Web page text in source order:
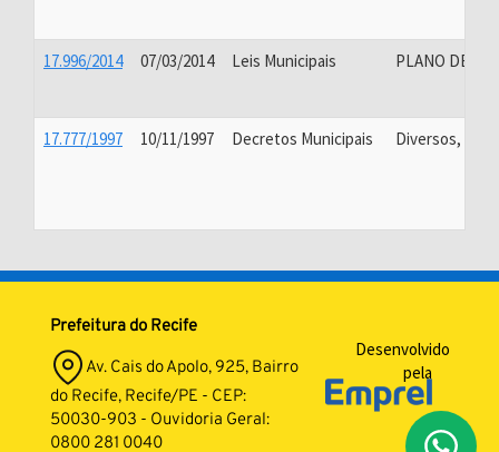
17.996/2014 07/03/2014 Leis Municipais PLANO DE
17.777/1997 10/11/1997 Decretos Municipais Diversos,
Prefeitura do Recife
Av. Cais do Apolo, 925, Bairro
do Recife, Recife/PE - CEP:
50030-903 - Ouvidoria Geral:
0800 281 0040
Desenvolvido
pela